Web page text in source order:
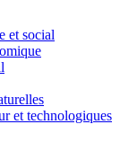
et social
et technologiques